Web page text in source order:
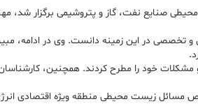
صنایع نفت، گاز و پتروشیمی برگزار شد،
تخصصی در این زمینه دانست. وی در ادامه،
مشکلات خود را مطرح کردند. همچنین،
مسائل زیست محیطی منطقه ویژه اقتصادی